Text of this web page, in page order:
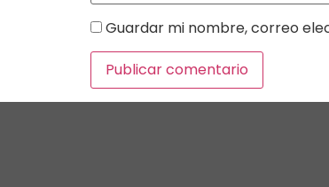
Guardar mi nombre, correo